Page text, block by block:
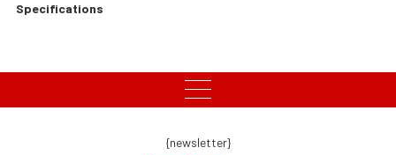
Specifications
{newsletter}